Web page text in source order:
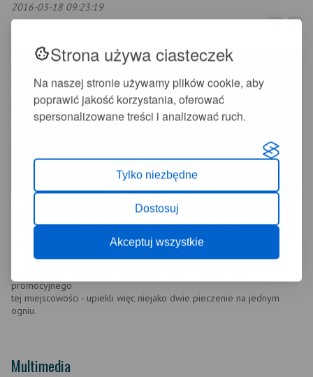
Strona używa ciasteczek
Na naszej stronie używamy plików cookie, aby
poprawić jakość korzystania, oferować
spersonalizowane treści i analizować ruch.
Tylko niezbędne
Dostosuj
Akceptuj wszystkie
2016-03-18 09:23:19
+ -
Oto kolejny film z cyklu "Dokąd na urlop", w którym widzom w całej
Polsce pokazujemy miejscowości warte turystycznego nawiedzenia:
Dziś rozpoczynamy emisję filmu o Świeradowie Zdroju:
polskanaweekend.tv/#klip255,33,
na_urlop_swieradow_zdroj.html
promocyjnego
tej miejscowości - upiekli więc niejako dwie pieczenie na jednym
ogniu.
Multimedia